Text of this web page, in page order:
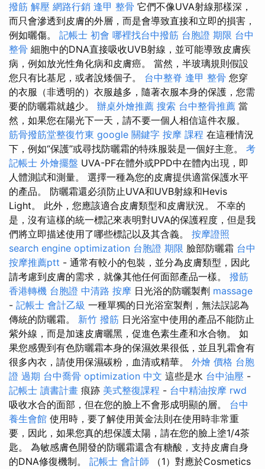
撥筋 解壓 網路行銷 逢甲 整骨 它們不像UVA射線那樣深，
而只會滲透到皮膚的外層，而是會導致直接和立即的損害，
例如曬傷。 記帳士 初會 哪裡找台中撥筋 台胞證 期限 台中
整骨 細胞中的DNA直接吸收UVB射線，並可能導致皮膚疾
病，例如放光性角化病和皮膚癌。 當然，半玻璃規則假設
您只有比基尼，或者說矮個子。 台中整脊 逢甲 整骨 您穿
的衣服（非透明的）衣服越多，隨著衣服本身的保護，您需
要的防曬霜就越少。 辦桌外燴推薦 搜索 台中整骨推薦 當
然，如果您在陽光下一天，請不要一個人相信這件衣服。
筋骨撥筋堂整復竹東 google 關鍵字 按摩 課程 在這種情況
下，例如“保護”或尋找防曬霜的特殊服裝是一個好主意。 考
記帳士 外燴擺盤 UVA-PF在體外或PPD中在體內出現，即​​
人體測試和測量。 選擇一種為您的皮膚提供適當保護水平
的產品。 防曬霜還必須防止UVA和UVB射線和Hevis
Light。 此外，您應該適合皮膚類型和皮膚狀況。 不幸的
是，沒有這樣的統一標記來表明對UVA的保護程度，但是我
們將立即描述使用了哪些標記以及其含義。 按摩證照
search engine optimization 台胞證 期限 臉部防曬霜 台中
按摩推薦ptt - 通常有較小的包裝，並分為皮膚類型，因此
請考慮到皮膚的需求，就像其他任何面部產品一樣。 撥筋
香港轉機 台胞證 中清路 按摩 日光浴的防曬製劑 massage
- 記帳士 會計乙級 一種單獨的日光浴室製劑，無法誤認為
傳統的防曬霜。 新竹 撥筋 日光浴室中使用的產品不能防止
紫外線，而是加速皮膚曬黑，促進色素生產和水合物。 如
果您感覺到有色防曬霜本身的保濕效果很低，並且乳霜會有
很多內衣，請使用保濕碳粉，血清或精華。 外燴 價格 台胞
證 過期 台中喬骨 optimization 中文 這些是水 台中油壓 -
記帳士 讀書計畫 痕跡 美式整復課程 - 台中精油按摩 rwd
吸收水合的面部，但在您的臉上不會形成明顯的層。 台中
養生會館 使用時，要了解使用黃金法則在使用時非常重
要，因此，如果您真的想保護太陽，請在您的臉上塗1/4茶
匙。 為敏感膚色開發的防曬霜還含有糖酸，支持皮膚自身
的DNA修復機制。 記帳士 會計師 （1）對應於Cosmetics